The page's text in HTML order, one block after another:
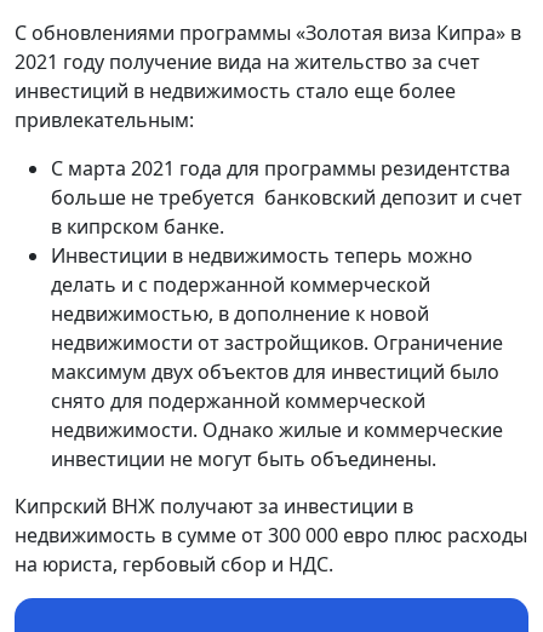
С обновлениями программы «Золотая виза Кипра» в
2021 году получение вида на жительство за счет
инвестиций в недвижимость стало еще более
привлекательным:
С марта 2021 года для программы резидентства
больше не требуется банковский депозит и счет
в кипрском банке.
Инвестиции в недвижимость теперь можно
делать и с подержанной коммерческой
недвижимостью, в дополнение к новой
недвижимости от застройщиков. Ограничение
максимум двух объектов для инвестиций было
снято для подержанной коммерческой
недвижимости. Однако жилые и коммерческие
инвестиции не могут быть объединены.
Кипрский ВНЖ получают за инвестиции в
недвижимость в сумме от 300 000 евро плюс расходы
на юриста, гербовый сбор и НДС.